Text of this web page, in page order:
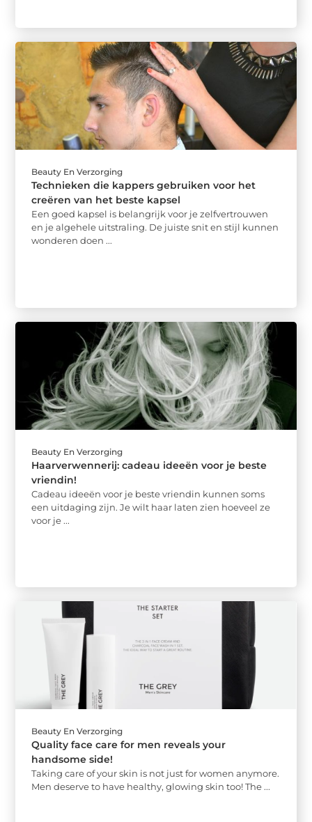
Beauty En Verzorging
Technieken die kappers gebruiken voor het
creëren van het beste kapsel
Een goed kapsel is belangrijk voor je zelfvertrouwen
en je algehele uitstraling. De juiste snit en stijl kunnen
wonderen doen ...
Beauty En Verzorging
Haarverwennerij: cadeau ideeën voor je beste
vriendin!
Cadeau ideeën voor je beste vriendin kunnen soms
een uitdaging zijn. Je wilt haar laten zien hoeveel ze
voor je ...
Beauty En Verzorging
Quality face care for men reveals your
handsome side!
Taking care of your skin is not just for women anymore.
Men deserve to have healthy, glowing skin too! The ...